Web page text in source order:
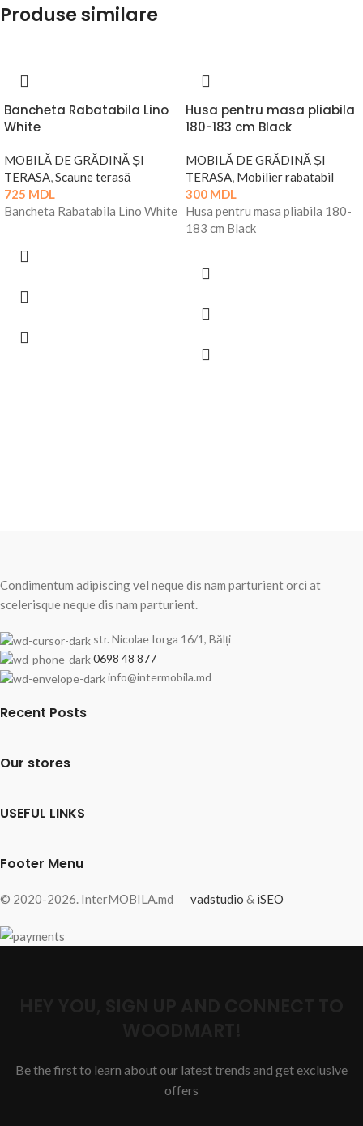
Produse similare
Bancheta Rabatabila Lino
White
MOBILĂ DE GRĂDINĂ ȘI
TERASA,Scaune terasă
725 MDL
Bancheta Rabatabila Lino White
Husa pentru masa pliabila
180-183 cm Black
MOBILĂ DE GRĂDINĂ ȘI
TERASA, Mobilier rabatabil
300 MDL
Husa pentru masa pliabila 180-
183 cm Black
Condimentum adipiscing vel neque dis nam parturient orci at
scelerisque neque dis nam parturient.
str. Nicolae Iorga 16/1, Bălți
0698 48 877
info@intermobila.md
Recent Posts
Our stores
USEFUL LINKS
Footer Menu
© 2020-2026. InterMOBILA.md vadstudio & iSEO
Be the first to learn about our latest trends and get exclusive
offers